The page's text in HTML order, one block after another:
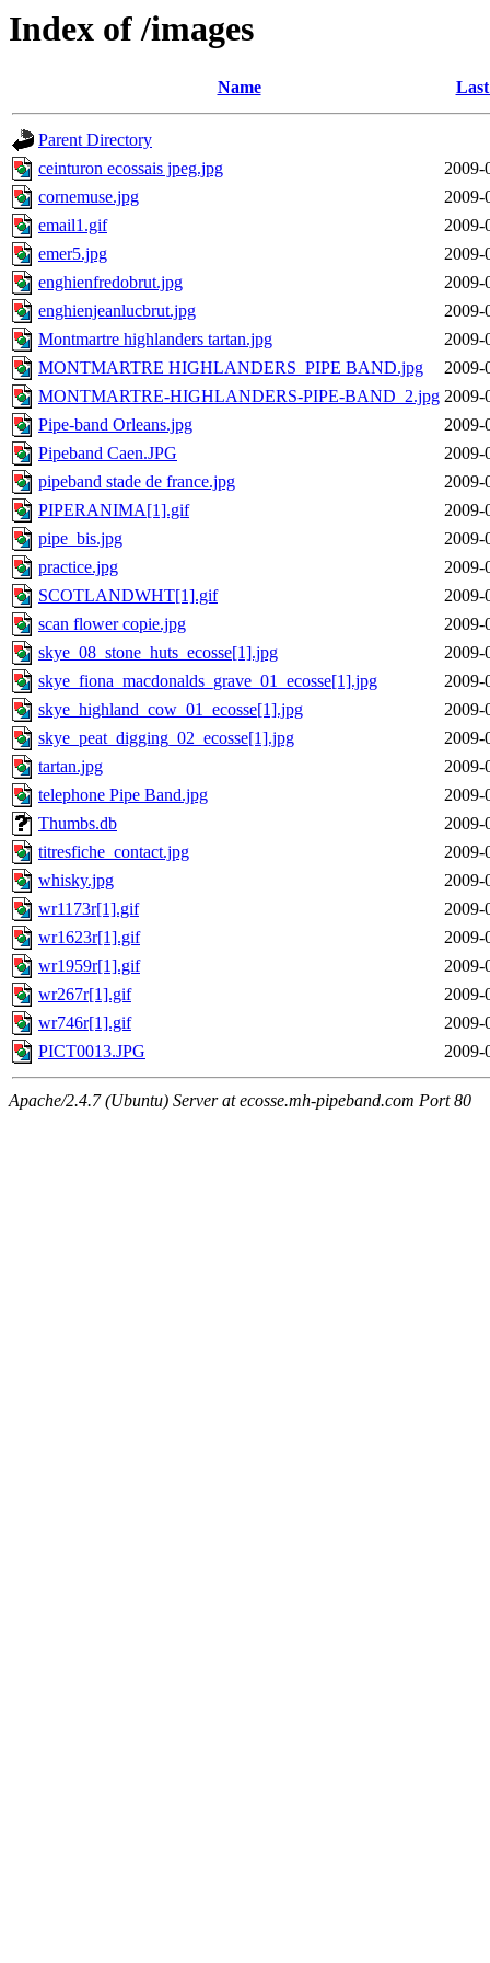
Index of /images
Name
Parent Directory
ceinturon ecossais jpeg.jpg
2009-
cornemuse.jpg
2009-
email1.gif
2009-
emer5.jpg
2009-
enghienfredobrut.jpg
2009-
enghienjeanlucbrut.jpg
2009-
Montmartre highlanders tartan.jpg
2009-
MONTMARTRE HIGHLANDERS_PIPE BAND.jpg
2009-
MONTMARTRE-HIGHLANDERS-PIPE-BAND_2.jpg 2009-
Pipe-band Orleans.jpg
2009-
Pipeband Caen.JPG
2009-
pipeband stade de france.jpg
2009-
PIPERANIMA[1].gif
2009-
pipe_bis.jpg
2009-
practice.jpg
2009-
SCOTLANDWHT[1].gif
2009-
scan flower copie.jpg
2009-
skye_08_stone_huts_ecosse[1].jpg
2009-
skye_fiona_macdonalds_grave_01_ecosse[1].jpg
2009-
skye_highland_cow_01_ecosse[1].jpg
2009-
skye_peat_digging_02_ecosse[1].jpg
2009-
tartan.jpg
2009-
telephone Pipe Band.jpg
2009-
Thumbs.db
2009-
titresfiche_contact.jpg
2009-
whisky.jpg
2009-
wr1173r[1].gif
2009-
wr1623r[1].gif
2009-
wr1959r[1].gif
2009-
wr267r[1].gif
2009-
wr746r[1].gif
2009-
PICT0013.JPG
2009-
Apache/2.4.7 (Ubuntu) Server at ecosse.mh-pipeband.com Port 80